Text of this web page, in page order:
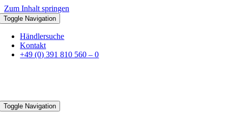
Zum Inhalt springen
Toggle Navigation
Händlersuche
Kontakt
+49 (0) 391 810 560 – 0
Toggle Navigation